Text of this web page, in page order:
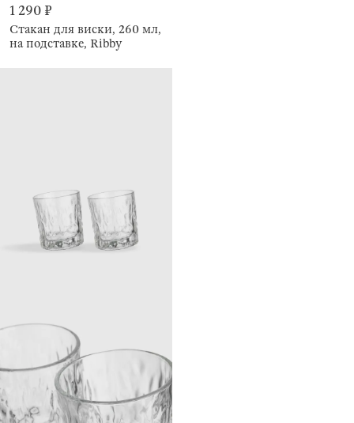
1 290 ₽
Стакан для виски, 260 мл,
на подставке, Ribby